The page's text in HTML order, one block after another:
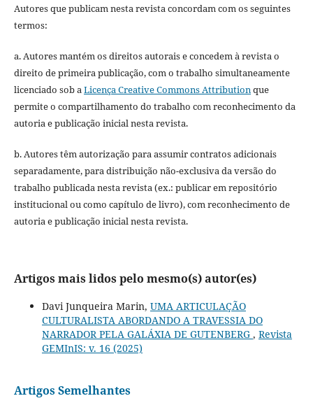
Autores que publicam nesta revista concordam com os seguintes
termos:
a. Autores mantém os direitos autorais e concedem à revista o
direito de primeira publicação, com o trabalho simultaneamente
licenciado sob a Licença Creative Commons Attribution que
permite o compartilhamento do trabalho com reconhecimento da
autoria e publicação inicial nesta revista.
b. Autores têm autorização para assumir contratos adicionais
separadamente, para distribuição não-exclusiva da versão do
trabalho publicada nesta revista (ex.: publicar em repositório
institucional ou como capítulo de livro), com reconhecimento de
autoria e publicação inicial nesta revista.
Artigos mais lidos pelo mesmo(s) autor(es)
Davi Junqueira Marin, UMA ARTICULAÇÃO
CULTURALISTA ABORDANDO A TRAVESSIA DO
NARRADOR PELA GALÁXIA DE GUTENBERG , Revista
GEMInIS: v. 16 (2025)
Artigos Semelhantes